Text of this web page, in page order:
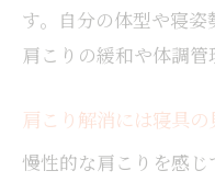
す。自分の体型や寝姿
肩こりの緩和や体調管
肩こり解消には寝具
慢性的な肩こりを感